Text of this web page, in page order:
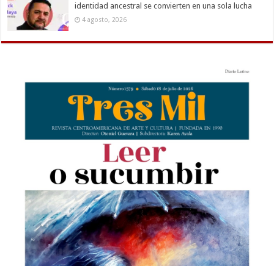
identidad ancestral se convierten en una sola lucha
4 agosto, 2026